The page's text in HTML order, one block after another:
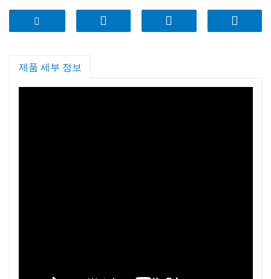
료품 저장실 선반 나무 뚜껑을 정리할 수 있습니
제품 세부 정보